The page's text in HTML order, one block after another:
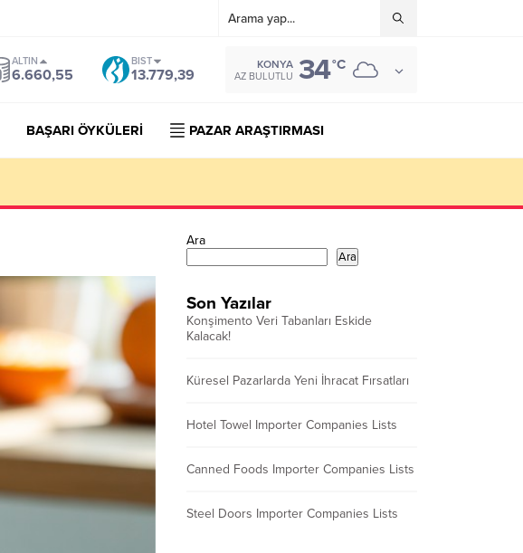
ALTIN
6.660,55
BIST
13.779,39
KONYA
AZ BULUTLU 34°C
BAŞARI ÖYKÜLERİ PAZAR ARAŞTIRMASI
Ara
Ara
Son Yazılar
Konşimento Veri Tabanları Eskide
Kalacak!
Küresel Pazarlarda Yeni İhracat Fırsatları
Hotel Towel Importer Companies Lists
Canned Foods Importer Companies Lists
Steel Doors Importer Companies Lists